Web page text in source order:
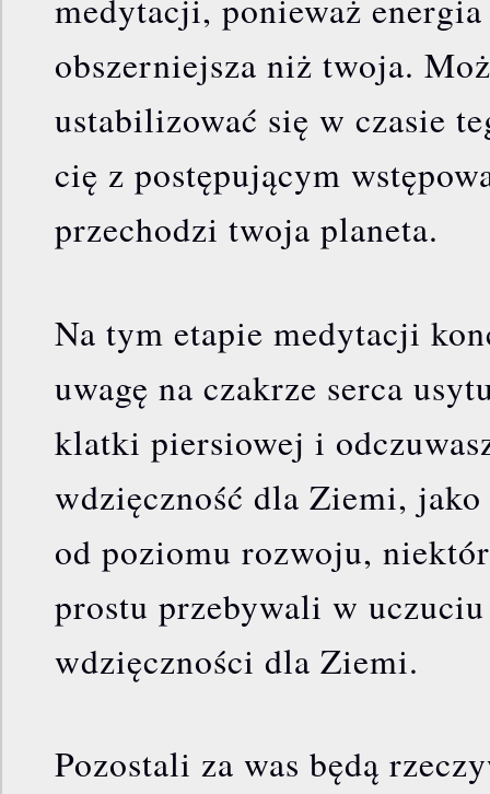
medytacji, ponieważ
obszerniejsza niż twoja.
ustabilizować się w czasie
cię z postępującym
przechodzi twoja planeta.
Na tym etapie medytacji
uwagę na czakrze serca
klatki piersiowej i
wdzięczność dla Ziemi,
od poziomu rozwoju,
prostu przebywali w
wdzięczności dla Ziemi.
Pozostali za was będą